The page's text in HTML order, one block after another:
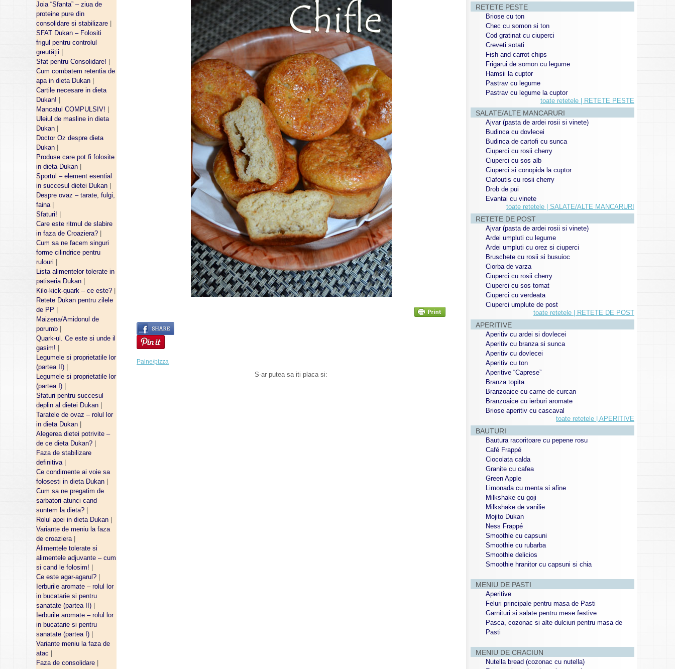
Joia “Sfanta” – ziua de
proteine pure din
consolidare si stabilizare
SFAT Dukan – Folositi
frigul pentru controlul
greutății
Sfat pentru Consolidare!
Cum combatem retentia de
apa in dieta Dukan
Cartile necesare in dieta
Dukan!
Mancatul COMPULSIV!
Uleiul de masline in dieta
Dukan
Doctor Oz despre dieta
Dukan
Produse care pot fi folosite
in dieta Dukan
Sportul – element esential
in succesul dietei Dukan
Despre ovaz – tarate, fulgi,
faina
Sfaturi!
Care este ritmul de slabire
in faza de Croaziera?
Cum sa ne facem singuri
forme cilindrice pentru
rulouri
Lista alimentelor tolerate in
patiseria Dukan
Kilo-kick-quark – ce este?
Retete Dukan pentru zilele
de PP
Maizena/Amidonul de
porumb
Quark-ul. Ce este si unde il
gasim!
Legumele si proprietatile lor
(partea II)
Legumele si proprietatile lor
(partea I)
Sfaturi pentru succesul
deplin al dietei Dukan
Taratele de ovaz – rolul lor
in dieta Dukan
Alegerea dietei potrivite –
de ce dieta Dukan?
Faza de stabilizare
definitiva
Ce condimente ai voie sa
folosesti in dieta Dukan
Cum sa ne pregatim de
sarbatori atunci cand
suntem la dieta?
Rolul apei in dieta Dukan
Variante de meniu la faza
de croaziera
Alimentele tolerate si
alimentele adjuvante – cum
si cand le folosim!
Ce este agar-agarul?
Ierburile aromate – rolul lor
in bucatarie si pentru
sanatate (partea II)
Ierburile aromate – rolul lor
in bucatarie si pentru
sanatate (partea I)
Variante meniu la faza de
atac
Faza de consolidare
Paine/pizza
S-ar putea sa iti placa si:
RETETE PESTE
Briose cu ton
Chec cu somon si ton
Cod gratinat cu ciuperci
Creveti sotati
Fish and carrot chips
Frigarui de somon cu legume
Hamsii la cuptor
Pastrav cu legume
Pastrav cu legume la cuptor
toate retetele | RETETE PESTE
SALATE/ALTE MANCARURI
Ajvar (pasta de ardei rosii si vinete)
Budinca cu dovlecei
Budinca de cartofi cu sunca
Ciuperci cu rosii cherry
Ciuperci cu sos alb
Ciuperci si conopida la cuptor
Clafoutis cu rosii cherry
Drob de pui
Evantai cu vinete
toate retetele | SALATE/ALTE MANCARURI
RETETE DE POST
Ajvar (pasta de ardei rosii si vinete)
Ardei umpluti cu legume
Ardei umpluti cu orez si ciuperci
Bruschete cu rosii si busuioc
Ciorba de varza
Ciuperci cu rosii cherry
Ciuperci cu sos tomat
Ciuperci cu verdeata
Ciuperci umplute de post
toate retetele | RETETE DE POST
APERITIVE
Aperitiv cu ardei si dovlecei
Aperitiv cu branza si sunca
Aperitiv cu dovlecei
Aperitiv cu ton
Aperitive “Caprese”
Branza topita
Branzoaice cu carne de curcan
Branzoaice cu ierburi aromate
Briose aperitiv cu cascaval
toate retetele | APERITIVE
BAUTURI
Bautura racoritoare cu pepene rosu
Café Frappé
Ciocolata calda
Granite cu cafea
Green Apple
Limonada cu menta si afine
Milkshake cu goji
Milkshake de vanilie
Mojito Dukan
Ness Frappé
Smoothie cu capsuni
Smoothie cu rubarba
Smoothie delicios
Smoothie hranitor cu capsuni si chia
MENIU DE PASTI
Aperitive
Feluri principale pentru masa de Pasti
Garnituri si salate pentru mese festive
Pasca, cozonac si alte dulciuri pentru masa de
Pasti
MENIU DE CRACIUN
Nutella bread (cozonac cu nutella)